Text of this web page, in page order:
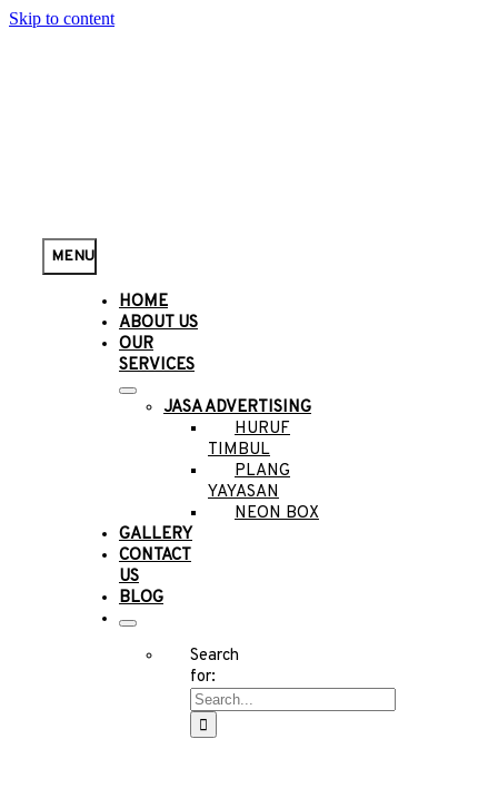
Skip to content
MENU
HOME
ABOUT US
OUR
SERVICES
JASA ADVERTISING
HURUF
TIMBUL
PLANG
YAYASAN
NEON BOX
GALLERY
CONTACT
US
BLOG
Search
for: